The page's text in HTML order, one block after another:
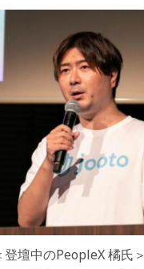
登壇中のPeopleX 橘氏＞